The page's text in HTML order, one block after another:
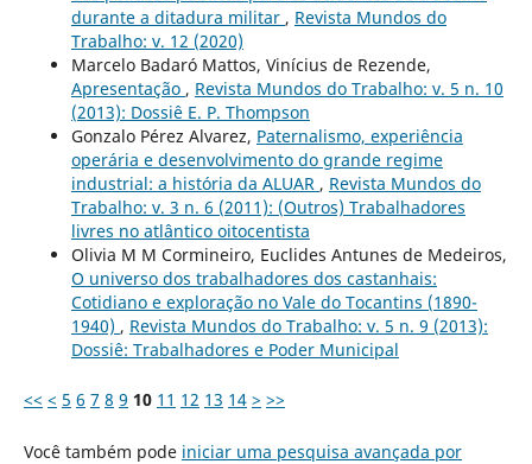
durante a ditadura militar , Revista Mundos do
Trabalho: v. 12 (2020)
Marcelo Badaró Mattos, Vinícius de Rezende,
Apresentação , Revista Mundos do Trabalho: v. 5 n. 10
(2013): Dossiê E. P. Thompson
Gonzalo Pérez Alvarez, Paternalismo, experiência
operária e desenvolvimento do grande regime
industrial: a história da ALUAR , Revista Mundos do
Trabalho: v. 3 n. 6 (2011): (Outros) Trabalhadores
livres no atlântico oitocentista
Olivia M M Cormineiro, Euclides Antunes de Medeiros,
O universo dos trabalhadores dos castanhais:
Cotidiano e exploração no Vale do Tocantins (1890-
1940) , Revista Mundos do Trabalho: v. 5 n. 9 (2013):
Dossiê: Trabalhadores e Poder Municipal
<< < 5 6 7 8 9 10 11 12 13 14 > >>
Você também pode iniciar uma pesquisa avançada por